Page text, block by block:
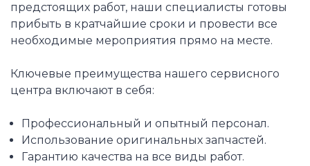
предстоящих работ, наши специалисты готовы
прибыть в кратчайшие сроки и провести все
необходимые мероприятия прямо на месте.
Ключевые преимущества нашего сервисного
центра включают в себя:
Профессиональный и опытный персонал.
Использование оригинальных запчастей.
Гарантию качества на все виды работ.